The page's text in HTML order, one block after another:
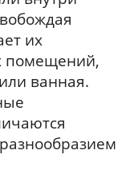
их
помещений,
ванная.